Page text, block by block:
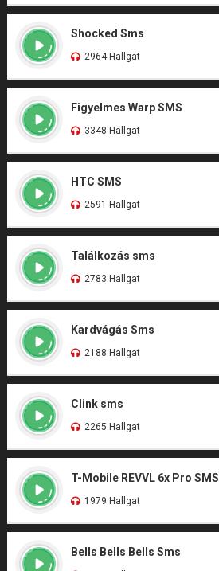
Shocked Sms
2964 Hallgat
Figyelmes Warp SMS
3348 Hallgat
HTC SMS
2591 Hallgat
Találkozás sms
2783 Hallgat
Kardvágás Sms
2188 Hallgat
Clink sms
2265 Hallgat
T-Mobile REVVL 6x Pro SMS
1979 Hallgat
Bells Bells Bells Sms